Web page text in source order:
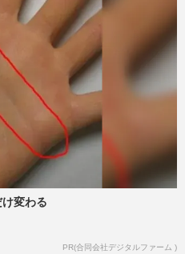
変わる
PR(合同会社デジタルファーム )